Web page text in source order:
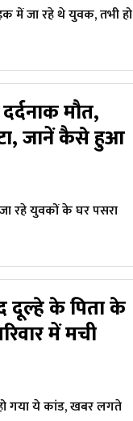
में जा रहे थे युवक, तभी हो
मौत,
जानें कैसे हुआ
रहे युवकों के घर पसरा
दूल्हे के पिता के
में मची
गया ये कांड, खबर लगते